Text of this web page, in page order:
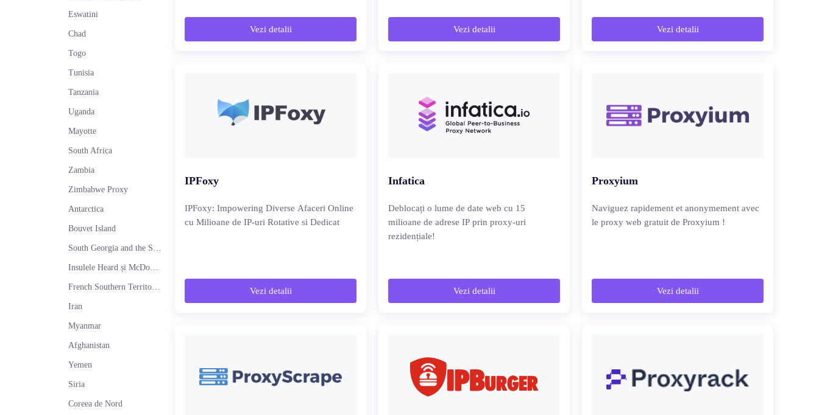
Eswatini
Chad
Togo
Tunisia
Tanzania
Uganda
Mayotte
South Africa
Zambia
Zimbabwe Proxy
Antarctica
Bouvet Island
South Georgia and the South Sandwich Islands
Insulele Heard și McDonald Proxy
French Southern Territories
Iran
Myanmar
Afghanistan
Yemen
Siria
Coreea de Nord
Vezi detalii Vezi detalii Vezi detalii
IPFoxy
IPFoxy: Impowering Diverse Afaceri Online
cu Milioane de IP-uri Rotative si Dedicat
Vezi detalii
Infatica
Deblocați o lume de date web cu 15
milioane de adrese IP prin proxy-uri
rezidențiale!
Vezi detalii
Proxyium
Naviguez rapidement et anonymement avec
le proxy web gratuit de Proxyium !
Vezi detalii